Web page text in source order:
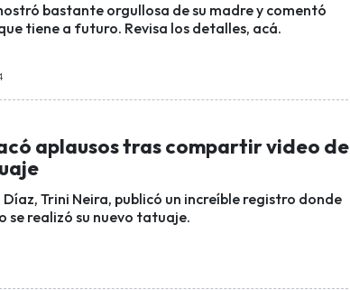
bastante orgullosa de su madre y comentó
tiene a futuro. Revisa los detalles, acá.
aplausos tras compartir video de
Díaz, Trini Neira, publicó un increíble registro donde
se realizó su nuevo tatuaje.